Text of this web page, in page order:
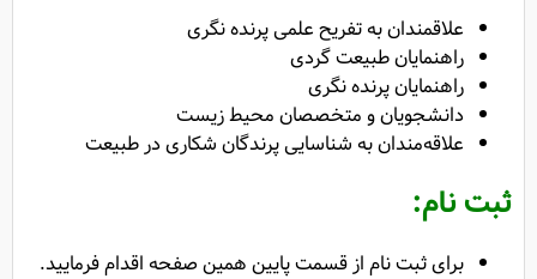
علاقمندان به تفریح علمی پرنده نگری
راهنمایان طبیعت گردی
راهنمایان پرنده نگری
دانشجویان و متخصصان محیط زیست
علاقه‌مندان به شناسایی پرندگان شکاری در طبیعت
ثبت نام:
برای ثبت نام از قسمت پایین همین صفحه اقدام فرمایید.